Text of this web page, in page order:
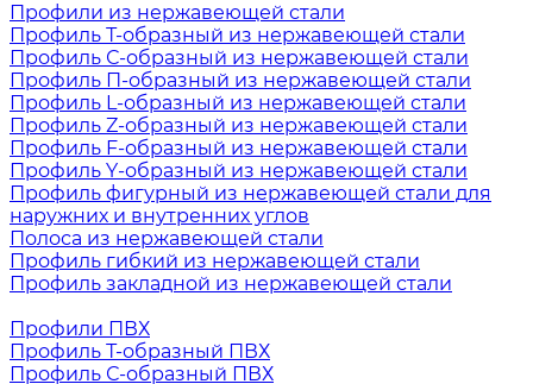
Профили из нержавеющей стали
Профиль Т-образный из нержавеющей стали
Профиль С-образный из нержавеющей стали
Профиль П-образный из нержавеющей стали
Профиль L-образный из нержавеющей стали
Профиль Z-образный из нержавеющей стали
Профиль F-образный из нержавеющей стали
Профиль Y-образный из нержавеющей стали
Профиль фигурный из нержавеющей стали для
наружних и внутренних углов
Полоса из нержавеющей стали
Профиль гибкий из нержавеющей стали
Профиль закладной из нержавеющей стали
Профили ПВХ
Профиль Т-образный ПВХ
Профиль С-образный ПВХ